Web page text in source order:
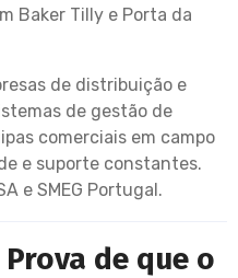
Baker Tilly e Porta da
de distribuição e
de gestão de
comerciais em campo
e suporte constantes.
e SMEG Portugal.
de que o